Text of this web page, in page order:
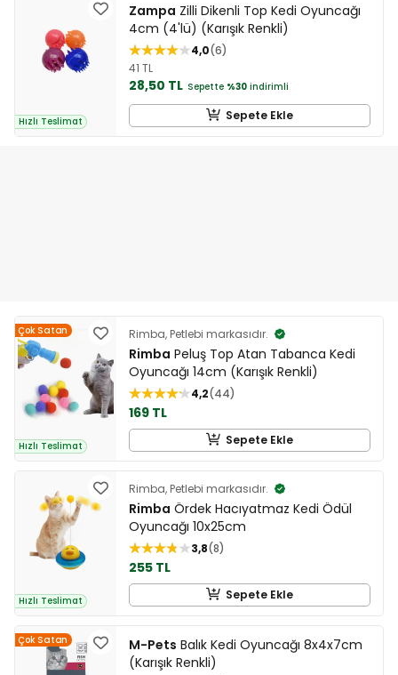
Hızlı Teslimat
Zampa Zilli Dikenli Top Kedi Oyuncağı
4cm (4'lü) (Karışık Renkli)
4,0 6
41 TL
28,50 TL Sepette %30 indirimli
Sepete Ekle
Çok Satan
Hızlı Teslimat
Rimba, Petlebi markasıdır.
Rimba Peluş Top Atan Tabanca Kedi
Oyuncağı 14cm (Karışık Renkli)
4,2 44
169 TL
Sepete Ekle
Hızlı Teslimat
Rimba, Petlebi markasıdır.
Rimba Ördek Hacıyatmaz Kedi Ödül
Oyuncağı 10x25cm
3,8 8
255 TL
Sepete Ekle
Çok Satan M-Pets Balık Kedi Oyuncağı 8x4x7cm
(Karışık Renkli)